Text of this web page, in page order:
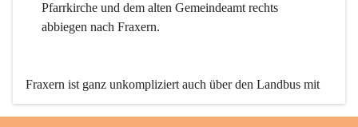
Pfarrkirche und dem alten Gemeindeamt rechts
abbiegen nach Fraxern.
Fraxern ist ganz unkompliziert auch über den Landbus mit
den öffentlichen Verkehrsmitteln zu erreichen. Die Linie